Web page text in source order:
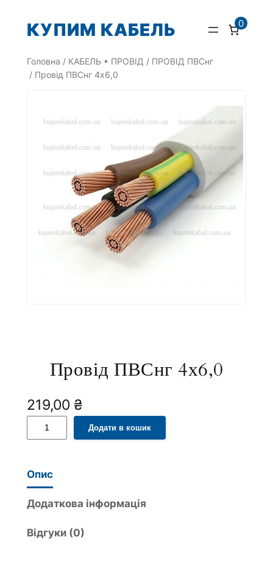
КУПИМ КАБЕЛЬ 0
Головна / КАБЕЛЬ • ПРОВІД / ПРОВІД ПВСнг
/ Провід ПВСнг 4х6,0
Провід ПВСнг 4х6,0
219,00 ₴
р
в
і
д
В
Додати в кошик
l
e
r
n
t
Опис
Додаткова інформація
Відгуки (0)